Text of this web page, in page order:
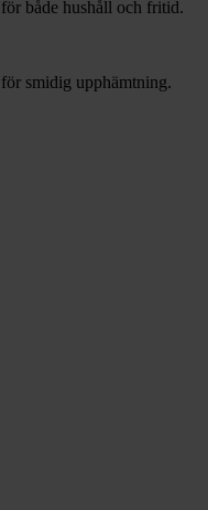
både hushåll och fritid.
smidig upphämtning.